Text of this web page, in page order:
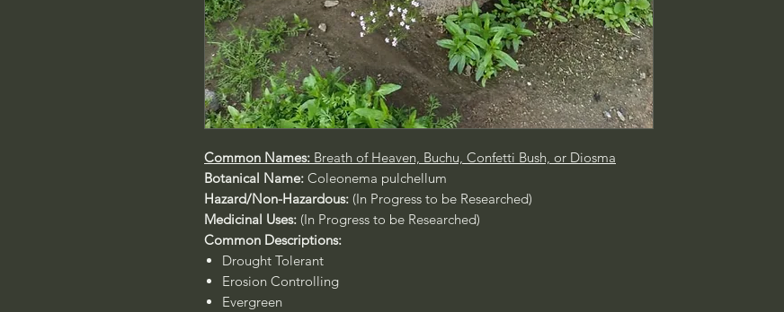
Common Names: Breath of Heaven, Buchu, Confetti Bush, or Diosma
Botanical Name: Coleonema pulchellum
Hazard/Non-Hazardous: (In Progress to be Researched)
Medicinal Uses: (In Progress to be Researched)
Common Descriptions:
Drought Tolerant
Erosion Controlling
Evergreen